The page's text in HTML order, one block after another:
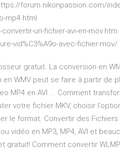
forum.nikonpassion.com/
mp4.html
un-fichier-avi-en-mov.htm
vid%C3%A9o-avec-fichier-mov/
gratuit. La conversion en
WMV peut se faire à partir de
MP4 en AVI ... Comment
votre fichier MKV, choisir
le format. Convertir des
vidéo en MP3, MP4, AVI et
Comment convertir WLMP